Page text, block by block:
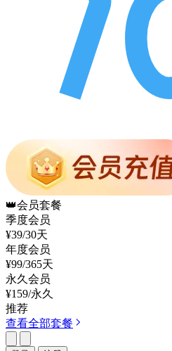
👑会员套餐
季度会员
¥39/30天
年度会员
¥99/365天
永久会员
¥159/永久
推荐
查看全部套餐